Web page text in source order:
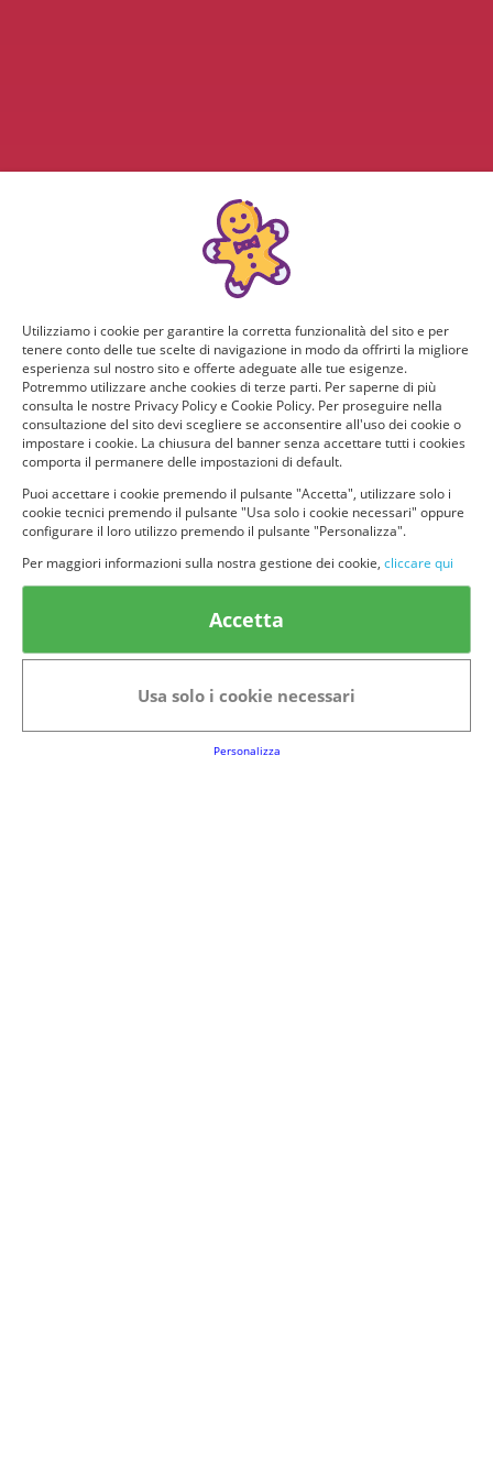
© provaprodottigratis.it 2023 | All Rights Reserved.
Categorie in evidenza
Bellezza
Alimenti e bevande
Animali
Utilizziamo i cookie per garantire la corretta funzionalità del sito e per
tenere conto delle tue scelte di navigazione in modo da offrirti la migliore
esperienza sul nostro sito e offerte adeguate alle tue esigenze.
Potremmo utilizzare anche cookies di terze parti. Per saperne di più
consulta le nostre Privacy Policy e Cookie Policy. Per proseguire nella
consultazione del sito devi scegliere se acconsentire all'uso dei cookie o
impostare i cookie. La chiusura del banner senza accettare tutti i cookies
comporta il permanere delle impostazioni di default.
Puoi accettare i cookie premendo il pulsante "Accetta", utilizzare solo i
cookie tecnici premendo il pulsante "Usa solo i cookie necessari" oppure
configurare il loro utilizzo premendo il pulsante "Personalizza".
Per maggiori informazioni sulla nostra gestione dei cookie, cliccare qui
Accetta
Usa solo i cookie necessari
Personalizza